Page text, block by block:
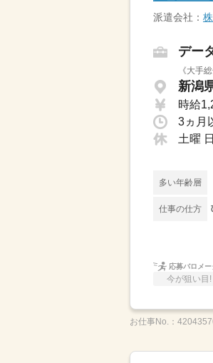
派遣会社：
デー
《大手
時給
土曜
多い年齢層
仕事の仕方
応募バロメ
今が狙い目!
お仕事No.：